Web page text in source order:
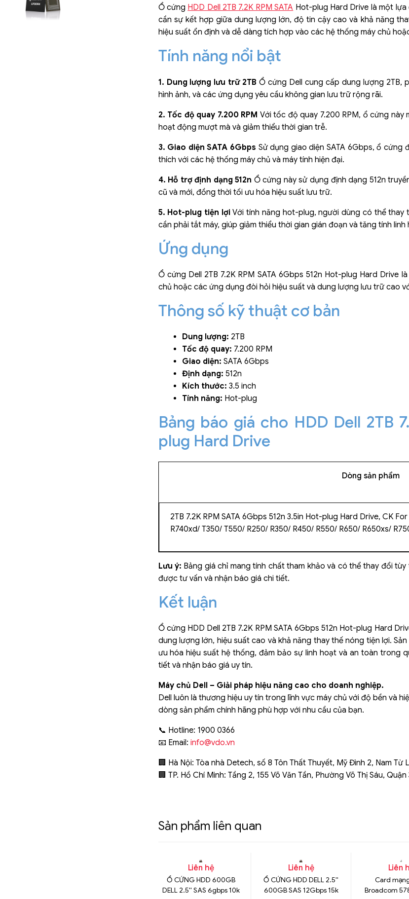
Ổ cứng HDD Dell 2TB 7.2K RPM SATA Hot-plug Hard Drive là một
cần sự kết hợp giữa dung lượng lớn, độ tin cậy cao và khả năng
hiệu suất ổn định và dễ dàng tích hợp vào các hệ thống máy chủ
Tính năng nổi bật
1. Dung lượng lưu trữ 2TB Ổ cứng Dell cung cấp dung lượng 2TB,
hình ảnh, và các ứng dụng yêu cầu không gian lưu trữ rộng rãi.
2. Tốc độ quay 7.200 RPM Với tốc độ quay 7.200 RPM, ổ cứng
hoạt động mượt mà và giảm thiểu thời gian trễ.
3. Giao diện SATA 6Gbps Sử dụng giao diện SATA 6Gbps, ổ
thích với các hệ thống máy chủ và máy tính hiện đại.
4. Hỗ trợ định dạng 512n Ổ cứng này sử dụng định dạng 512n
cũ và mới, đồng thời tối ưu hóa hiệu suất lưu trữ.
5. Hot-plug tiện lợiVới tính năng hot-plug, người dùng có thể thay
cần phải tắt máy, giúp giảm thiểu thời gian gián đoạn và tăng tính
Ứng dụng
Ổ cứng Dell 2TB 7.2K RPM SATA 6Gbps 512n Hot-plug Hard
chủ hoặc các ứng dụng đòi hỏi hiệu suất và dung lượng lưu trữ cao
Thông số kỹ thuật cơ bản
Dung lượng: 2TB
Tốc độ quay: 7.200 RPM
Giao diện: SATA 6Gbps
Định dạng: 512n
Kích thước: 3.5 inch
Tính năng: Hot-plug
Bảng báo giá cho HDD Dell 2TB
plug Hard Drive
Dòng sản phẩm
2TB 7.2K RPM SATA 6Gbps 512n 3.5in Hot-plug Hard Drive, CK
R740xd/ T350/ T550/ R250/ R350/ R450/ R550/ R650/ R650xs/
Lưu ý: Bảng giá chỉ mang tính chất tham khảo và có thể thay đổi
được tư vấn và nhận báo giá chi tiết.
Kết luận
Ổ cứng HDD Dell 2TB 7.2K RPM SATA 6Gbps 512n Hot-plug Hard
dung lượng lớn, hiệu suất cao và khả năng thay thế nóng tiện lợi.
ưu hóa hiệu suất hệ thống, đảm bảo sự linh hoạt và an toàn trong
tiết và nhận báo giá uy tín.
Máy chủ Dell – Giải pháp hiệu năng cao cho doanh nghiệp.
Dell luôn là thương hiệu uy tín trong lĩnh vực máy chủ với độ bền và
dòng sản phẩm chính hãng phù hợp với nhu cầu của bạn.
📞 Hotline: 1900 0366
📧 Email: info@vdo.vn
🏢 Hà Nội: Tòa nhà Detech, số 8 Tôn Thất Thuyết, Mỹ Đình 2, Nam Từ
🏢 TP. Hồ Chí Minh: Tầng 2, 155 Võ Văn Tần, Phường Võ Thị Sáu,
Sản phẩm liên quan
Liên hệ
Ổ CỨNG HDD 600GB
DELL 2.5'' SAS 6gbps 10k
Liên hệ
Ổ CỨNG HDD DELL 2.5''
600GB SAS 12Gbps 15k
Liên
Card
Broadcom